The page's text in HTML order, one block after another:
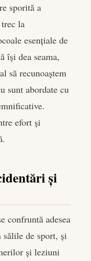
sporită a
la
esențiale de
își dea seama,
să recunoaștem
sunt abordate cu
efort și
și
confruntă adesea
de sport, și
și leziuni